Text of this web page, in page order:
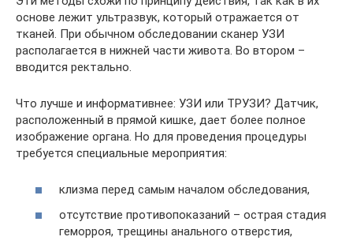
основе лежит ультразвук, который отражается от
тканей. При обычном обследовании сканер УЗИ
располагается в нижней части живота. Во втором –
вводится ректально.
Что лучше и информативнее: УЗИ или ТРУЗИ? Датчик,
расположенный в прямой кишке, дает более полное
изображение органа. Но для проведения процедуры
требуется специальные мероприятия:
клизма перед самым началом обследования,
отсутствие противопоказаний – острая стадия
геморроя, трещины анального отверстия,